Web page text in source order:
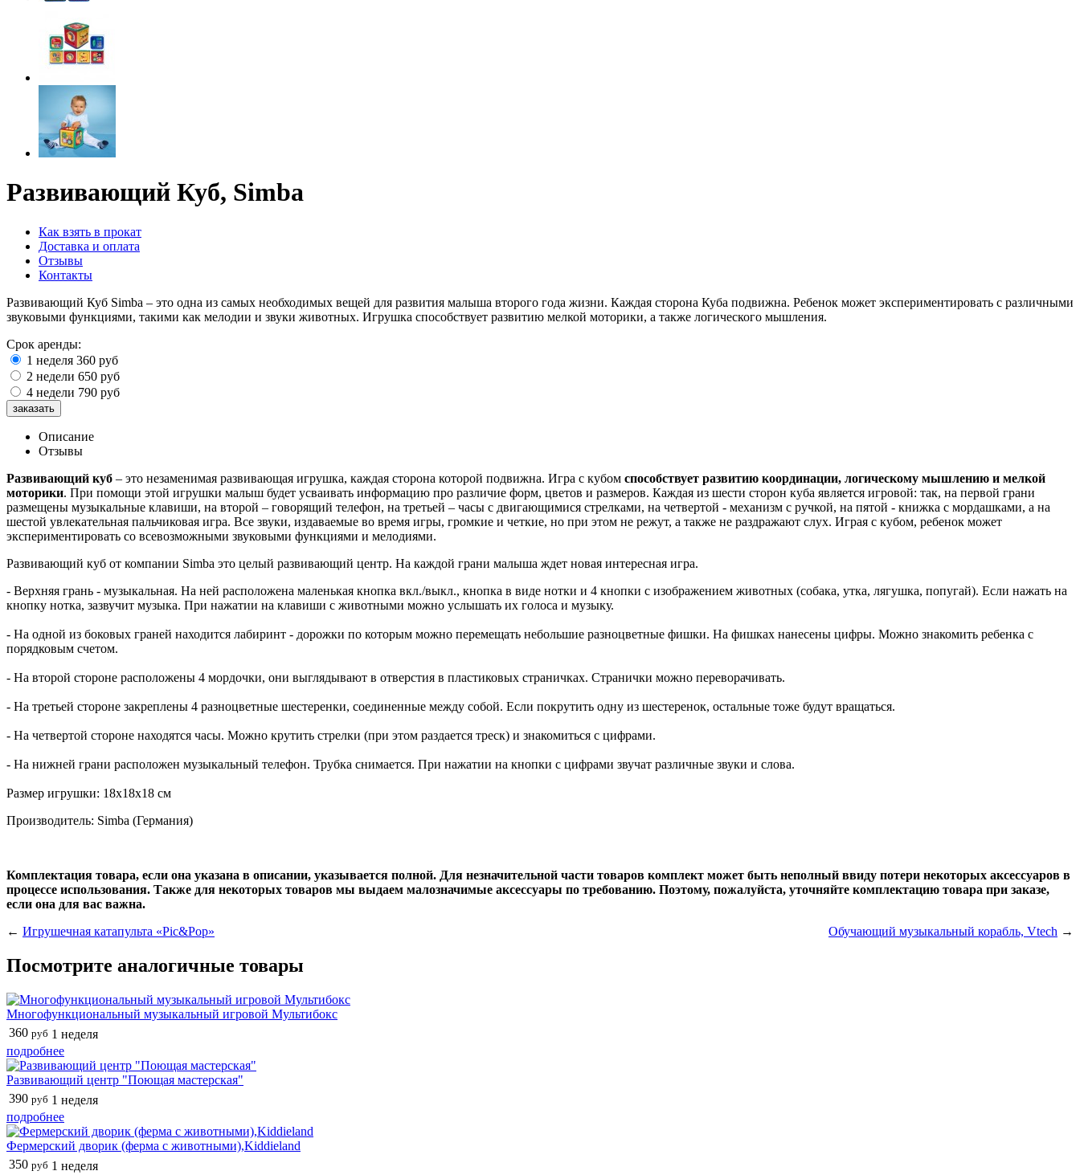
Развивающий Куб, Simba
Как взять в прокат
Доставка и оплата
Отзывы
Контакты
Развивающий Куб Simba – это одна из самых необходимых вещей для развития малыша второго года жизни. Каждая сторона Куба подвижна. Ребенок может экспериментировать с различными
звуковыми функциями, такими как мелодии и звуки животных. Игрушка способствует развитию мелкой моторики, а также логического мышления.
Срок аренды:
1 неделя 360 руб
2 недели 650 руб
4 недели 790 руб
Описание
Отзывы
Развивающий куб – это незаменимая развивающая игрушка, каждая сторона которой подвижна. Игра с кубом способствует развитию координации, логическому мышлению и мелкой
моторики. При помощи этой игрушки малыш будет усваивать информацию про различие форм, цветов и размеров. Каждая из шести сторон куба является игровой: так, на первой грани
размещены музыкальные клавиши, на второй – говорящий телефон, на третьей – часы с двигающимися стрелками, на четвертой - механизм с ручкой, на пятой - книжка с мордашками, а на
шестой увлекательная пальчиковая игра. Все звуки, издаваемые во время игры, громкие и четкие, но при этом не режут, а также не раздражают слух. Играя с кубом, ребенок может
экспериментировать со всевозможными звуковыми функциями и мелодиями.
Развивающий куб от компании Simba это целый развивающий центр. На каждой грани малыша ждет новая интересная игра.
- Верхняя грань - музыкальная. На ней расположена маленькая кнопка вкл./выкл., кнопка в виде нотки и 4 кнопки с изображением животных (собака, утка, лягушка, попугай). Если нажать на
кнопку нотка, зазвучит музыка. При нажатии на клавиши с животными можно услышать их голоса и музыку.
- На одной из боковых граней находится лабиринт - дорожки по которым можно перемещать небольшие разноцветные фишки. На фишках нанесены цифры. Можно знакомить ребенка с
порядковым счетом.
- На второй стороне расположены 4 мордочки, они выглядывают в отверстия в пластиковых страничках. Странички можно переворачивать.
- На третьей стороне закреплены 4 разноцветные шестеренки, соединенные между собой. Если покрутить одну из шестеренок, остальные тоже будут вращаться.
- На четвертой стороне находятся часы. Можно крутить стрелки (при этом раздается треск) и знакомиться с цифрами.
- На нижней грани расположен музыкальный телефон. Трубка снимается. При нажатии на кнопки с цифрами звучат различные звуки и слова.
Размер игрушки: 18х18х18 см
Производитель: Simba (Германия)
Комплектация товара, если она указана в описании, указывается полной. Для незначительной части товаров комплект может быть неполный ввиду потери некоторых аксессуаров в
процессе использования. Также для некоторых товаров мы выдаем малозначимые аксессуары по требованию. Поэтому, пожалуйста, уточняйте комплектацию товара при заказе,
если она для вас важна.
← Игрушечная катапульта «Pic&Pop» Обучающий музыкальный корабль, Vtech →
Посмотрите аналогичные товары
Многофункциональный музыкальный игровой Мультибокс
360 руб 1 неделя
подробнее
Развивающий центр "Поющая мастерская"
390 руб 1 неделя
подробнее
Фермерский дворик (ферма с животными),Kiddieland
350 руб 1 неделя